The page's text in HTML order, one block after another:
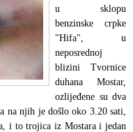
u sklopu
benzinske crpke
"Hifa", u
neposrednoj
blizini Tvornice
duhana Mostar,
ozlijeđene su dva
na njih je došlo oko 3.20 sati,
i to trojica iz Mostara i jedan